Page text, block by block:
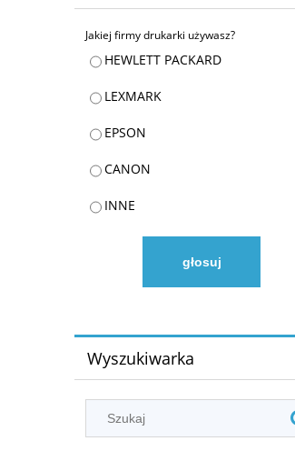
Jakiej firmy drukarki używasz?
HEWLETT PACKARD
LEXMARK
EPSON
CANON
INNE
głosuj
Wyszukiwarka